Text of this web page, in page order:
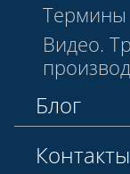
Термины
Видео.
Блог
Контакты